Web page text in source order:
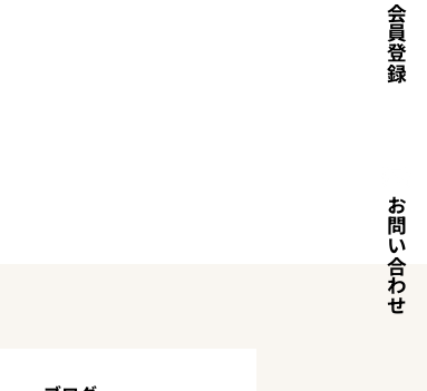
会員登録
お問い合わせ